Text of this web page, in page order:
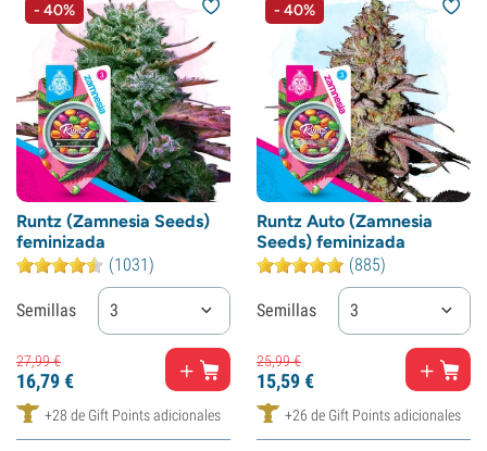
- 40%
Runtz (Zamnesia Seeds)
feminizada
(1031)
Semillas 3
27,99€
16,79€
+28 de Gift Points adicionales
- 40%
Runtz Auto (Zamnesia
Seeds) feminizada
(885)
Semillas 3
25,99€
15,59€
+26 de Gift Points adicionales